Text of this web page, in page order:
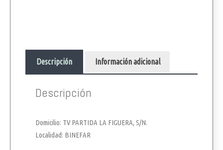
Descripción Información adicional
Descripción
Domicilio: TV PARTIDA LA FIGUERA, S/N.
Localidad: BINEFAR